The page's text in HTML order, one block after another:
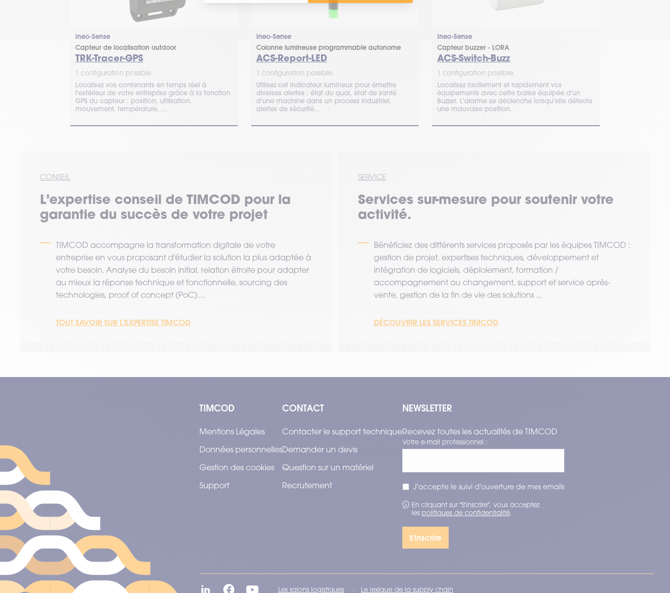
Ineo-Sense
Capteur de localisation outdoor
TRK-Tracer-GPS
1 configuration possible.
Localisez vos contenants en temps réel à
l'extérieur de votre entreprise grâce à la fonction
GPS du capteur : position, utilisation,
mouvement, température, …
Ineo-Sense
Colonne lumineuse programmable autonome
ACS-Report-LED
1 configuration possible.
Utilisez cet indicateur lumineux pour émettre
diverses alertes : état du quai, état de santé
d'une machine dans un process industriel,
alertes de sécurité...
Ineo-Sense
Capteur buzzer - LORA
ACS-Switch-Buzz
1 configuration possible.
Localisez facilement et rapidement vos
équipements avec cette balise équipée d'un
Buzzer. L'alarme se déclenche lorsqu'elle détecte
une mauvaise position.
CONSEIL
L’expertise conseil de TIMCOD pour la
garantie du succès de votre projet
TIMCOD accompagne la transformation digitale de votre
entreprise en vous proposant d'étudier la solution la plus adaptée à
votre besoin. Analyse du besoin initial, relation étroite pour adapter
au mieux la réponse technique et fonctionnelle, sourcing des
technologies, proof of concept (PoC)…
TOUT SAVOIR SUR L'EXPERTISE TIMCOD
SERVICE
Services sur-mesure pour soutenir votre
activité.
Bénéficiez des différents services proposés par les équipes TIMCOD :
gestion de projet, expertises techniques, développement et
intégration de logiciels, déploiement, formation /
accompagnement au changement, support et service après-
vente, gestion de la fin de vie des solutions ...
DÉCOUVRIR LES SERVICES TIMCOD
TIMCOD
Mentions Légales
Données personnelles
Gestion des cookies
Support
CONTACT
Contacter le support technique
Demander un devis
Question sur un matériel
Recrutement
NEWSLETTER
Recevez toutes les actualités de TIMCOD
Votre e-mail professionnel :
J'accepte le suivi d'ouverture de mes emails
En cliquant sur "S'inscrire", vous acceptez
les politiques de confidentialité.
Les salons logistiques Le lexique de la supply chain